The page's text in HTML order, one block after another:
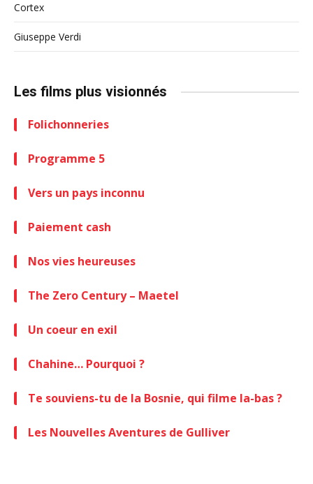
Cortex
Giuseppe Verdi
Les films plus visionnés
Folichonneries
Programme 5
Vers un pays inconnu
Paiement cash
Nos vies heureuses
The Zero Century – Maetel
Un coeur en exil
Chahine… Pourquoi ?
Te souviens-tu de la Bosnie, qui filme la-bas ?
Les Nouvelles Aventures de Gulliver